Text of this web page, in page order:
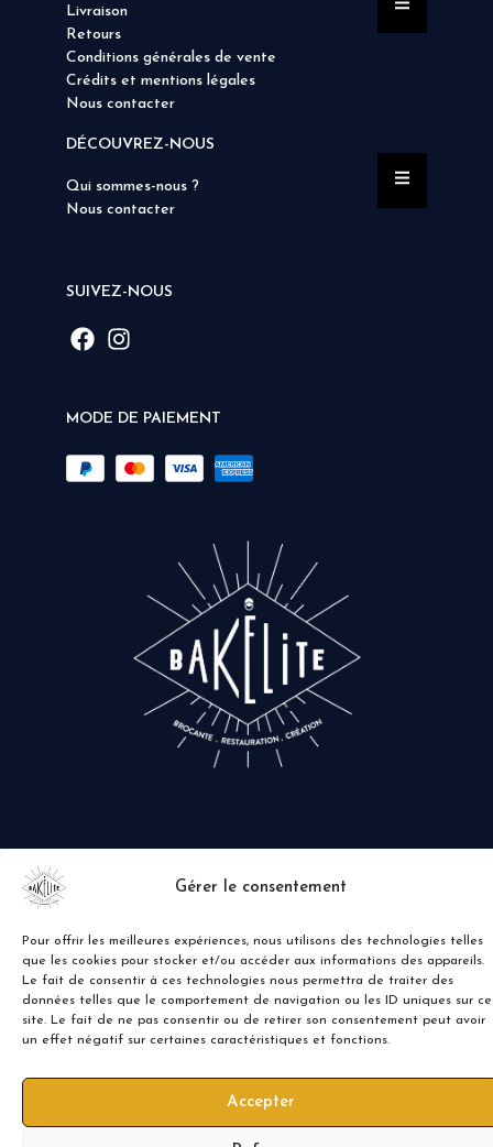
Gérer le consentement
Pour offrir les meilleures expériences, nous utilisons des technologies telles
que les cookies pour stocker et/ou accéder aux informations des appareils.
Le fait de consentir à ces technologies nous permettra de traiter des
données telles que le comportement de navigation ou les ID uniques sur ce
site. Le fait de ne pas consentir ou de retirer son consentement peut avoir
un effet négatif sur certaines caractéristiques et fonctions.
Accepter
Livraison
Retours
Conditions générales de vente
Crédits et mentions légales
Nous contacter
DÉCOUVREZ-NOUS
Qui sommes-nous ?
Nous contacter
SUIVEZ-NOUS
MODE DE PAIEMENT